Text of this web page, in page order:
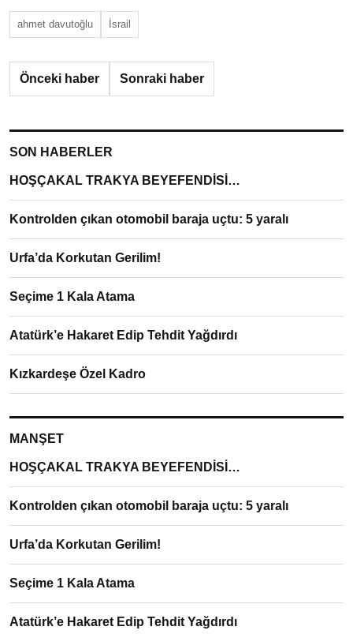
ahmet davutoğlu İsrail
Önceki haber Sonraki haber
SON HABERLER
HOŞÇAKAL TRAKYA BEYEFENDİSİ…
Kontrolden çıkan otomobil baraja uçtu: 5 yaralı
Urfa’da Korkutan Gerilim!
Seçime 1 Kala Atama
Atatürk’e Hakaret Edip Tehdit Yağdırdı
Kızkardeşe Özel Kadro
MANŞET
HOŞÇAKAL TRAKYA BEYEFENDİSİ…
Kontrolden çıkan otomobil baraja uçtu: 5 yaralı
Urfa’da Korkutan Gerilim!
Seçime 1 Kala Atama
Atatürk’e Hakaret Edip Tehdit Yağdırdı